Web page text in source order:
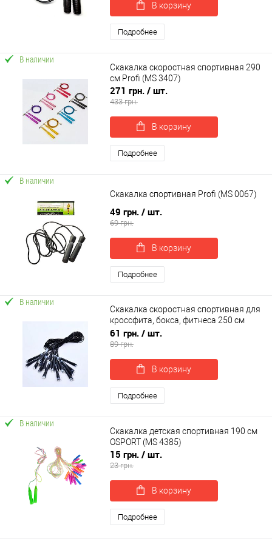
В корзину
Подробнее
В наличии
Скакалка скоростная спортивная 290
см Profi (MS 3407)
271 грн. / шт.
433 грн.
В корзину
Подробнее
В наличии
Скакалка спортивная Profi (MS 0067)
49 грн. / шт.
69 грн.
В корзину
Подробнее
В наличии
Скакалка скоростная спортивная для
кроссфита, бокса, фитнеса 250 см
OSPORT (MS 4133)
61 грн. / шт.
89 грн.
В корзину
Подробнее
В наличии
Скакалка детская спортивная 190 см
OSPORT (MS 4385)
15 грн. / шт.
23 грн.
В корзину
Подробнее